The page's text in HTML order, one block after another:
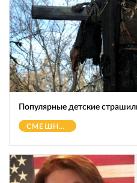
Популярные детские
СМЕШНОЕ